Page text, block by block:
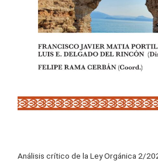
Análisis crítico de la Ley Orgánica 2/